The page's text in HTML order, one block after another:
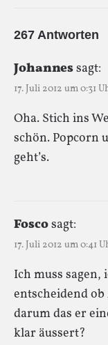
267 Antworten
Johannessagt:
17. Juli 2012 um 0:31
Oha. Stich ins
schön. Popcorn
geht’s.
Foscosagt:
17. Juli 2012 um 0:41
Ich muss sagen,
entscheidend
darum das er
klar äussert?